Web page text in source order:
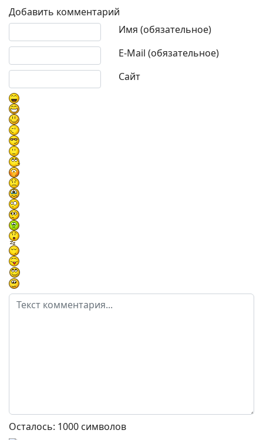
Добавить комментарий
Имя (обязательное)
E-Mail (обязательное)
Сайт
Текст комментария
Осталось: 1000 символов